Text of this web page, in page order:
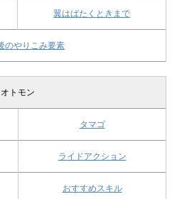
翼はばたくときまで
のやりこみ要素
オトモン
タマゴ
ライドアクション
おすすめスキル